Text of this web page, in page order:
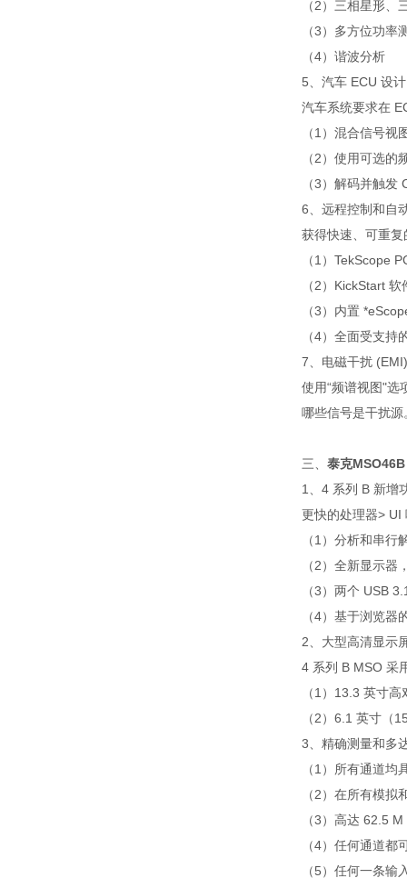
（2）三相星形、
（3）多方位功率
（4）谐波分析
5、汽车 ECU 设计
汽车系统要求在
（1）混合信号
（2）使用可选
（3）解码并触
6、远程控制和自
获得快速、可重
（1）TekScope
（2）KickStart
（3）内置
（4）全面受支
7、电磁干扰
使用“频谱视图"选
哪些信号是干扰源
三、泰克
1、4 系列 B 新增
更快的处理器> UI
（1）分析和串行
（2）全新显示器
（3）两个 USB
（4）基于浏览器
2、大型高清显示
4 系列 B MSO 采
（1）13.3 英寸
（2）6.1 英寸（
3、精确测量和多
（1）所有通道
（2）在所有模
（3）高达 62.5
（4）任何通道
（5）任何一条